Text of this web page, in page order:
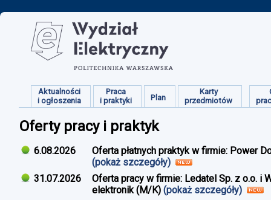
Aktualności
i ogłoszenia
Praca
i praktyki
Plan
Karty
przedmiotów
Oferty pracy i praktyk
6.08.2026
Oferta płatnych praktyk w firmie: Power
(pokaż szczegóły)
31.07.2026
Oferta pracy w firmie: Ledatel Sp. z o.o. i
elektronik (M/K) (pokaż szczegóły)